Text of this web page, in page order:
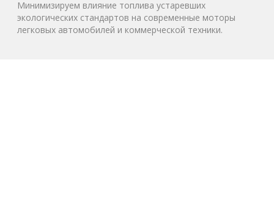
Минимизируем влияние топлива устаревших
экологических стандартов на современные моторы
легковых автомобилей и коммерческой техники.